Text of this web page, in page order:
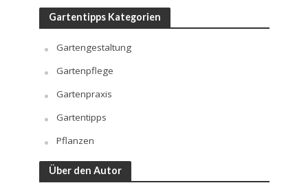
Gartentipps Kategorien
Gartengestaltung
Gartenpflege
Gartenpraxis
Gartentipps
Pflanzen
Über den Autor